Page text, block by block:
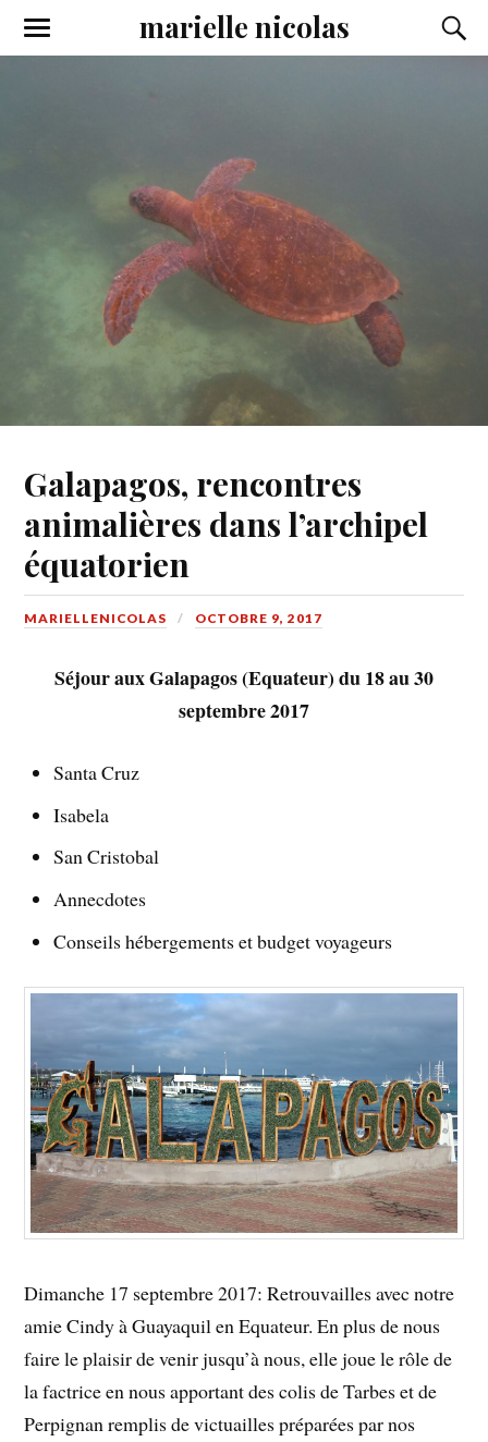
marielle nicolas
Galapagos, rencontres
animalières dans l’archipel
équatorien
MARIELLENICOLAS OCTOBRE 9, 2017
Séjour aux Galapagos (Equateur) du 18 au 30
septembre 2017
Santa Cruz
Isabela
San Cristobal
Annecdotes
Conseils hébergements et budget voyageurs
Dimanche 17 septembre 2017: Retrouvailles avec notre
amie Cindy à Guayaquil en Equateur. En plus de nous
faire le plaisir de venir jusqu’à nous, elle joue le rôle de
la factrice en nous apportant des colis de Tarbes et de
Perpignan remplis de victuailles préparées par nos